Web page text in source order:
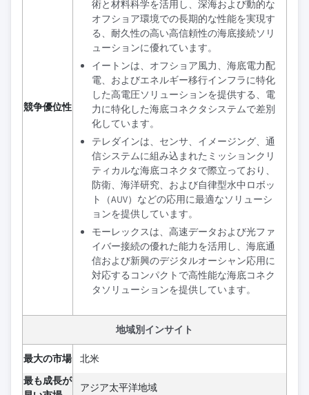
競争優位性
術と材料科学を活用し、深海および動的な
オフショア環境での長期的な性能を実現す
る、耐久性の高い高信頼性の海底接続ソリ
ューションに優れています。
イートンは、オフショア風力、海底電力配
電、およびエネルギー移行インフラに特化
した高電圧ソリューションを提供する、電
力に特化した海底コネクタシステムで差別
化しています。
テレダインは、センサ、イメージング、通
信システムに組み込まれたミッションクリ
ティカルな海底コネクタで際立っており、
防衛、海洋研究、および自律型水中ロボッ
ト（AUV）などの応用に最適なソリューシ
ョンを提供しています。
モーレックスは、高速データおよび光ファ
イバー接続の優れた能力を活用し、海底通
信および新興のデジタルオーシャン応用に
対応するコンパクトで高性能な海底コネク
タソリューションを提供しています。
地域別インサイト
最大の市場
北米
最も成長が
アジア太平洋地域